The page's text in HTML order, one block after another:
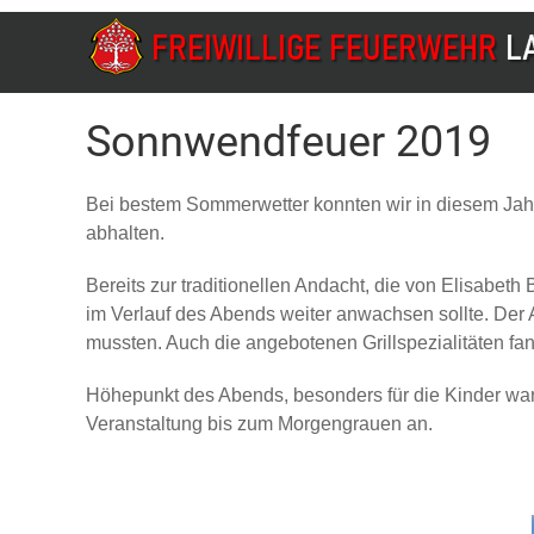
Sonnwendfeuer 2019
Bei bestem Sommerwetter konnten wir in diesem
abhalten.
Bereits zur traditionellen Andacht, die von
im Verlauf des Abends weiter anwachsen sollte.
mussten. Auch die angebotenen Grillspezialitäten
Höhepunkt des Abends, besonders für die Kinder
Veranstaltung bis zum Morgengrauen an.